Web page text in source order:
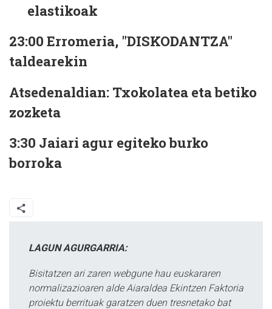
elastikoak
23:00 Erromeria, "DISKODANTZA"
taldearekin
Atsedenaldian: Txokolatea eta betiko
zozketa
3:30 Jaiari agur egiteko burko
borroka
LAGUN AGURGARRIA:
Bisitatzen ari zaren webgune hau euskararen
normalizazioaren alde Aiaraldea Ekintzen Faktoria
proiektu berrituak garatzen duen tresnetako bat